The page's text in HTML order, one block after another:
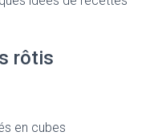
rôtis
en cubes